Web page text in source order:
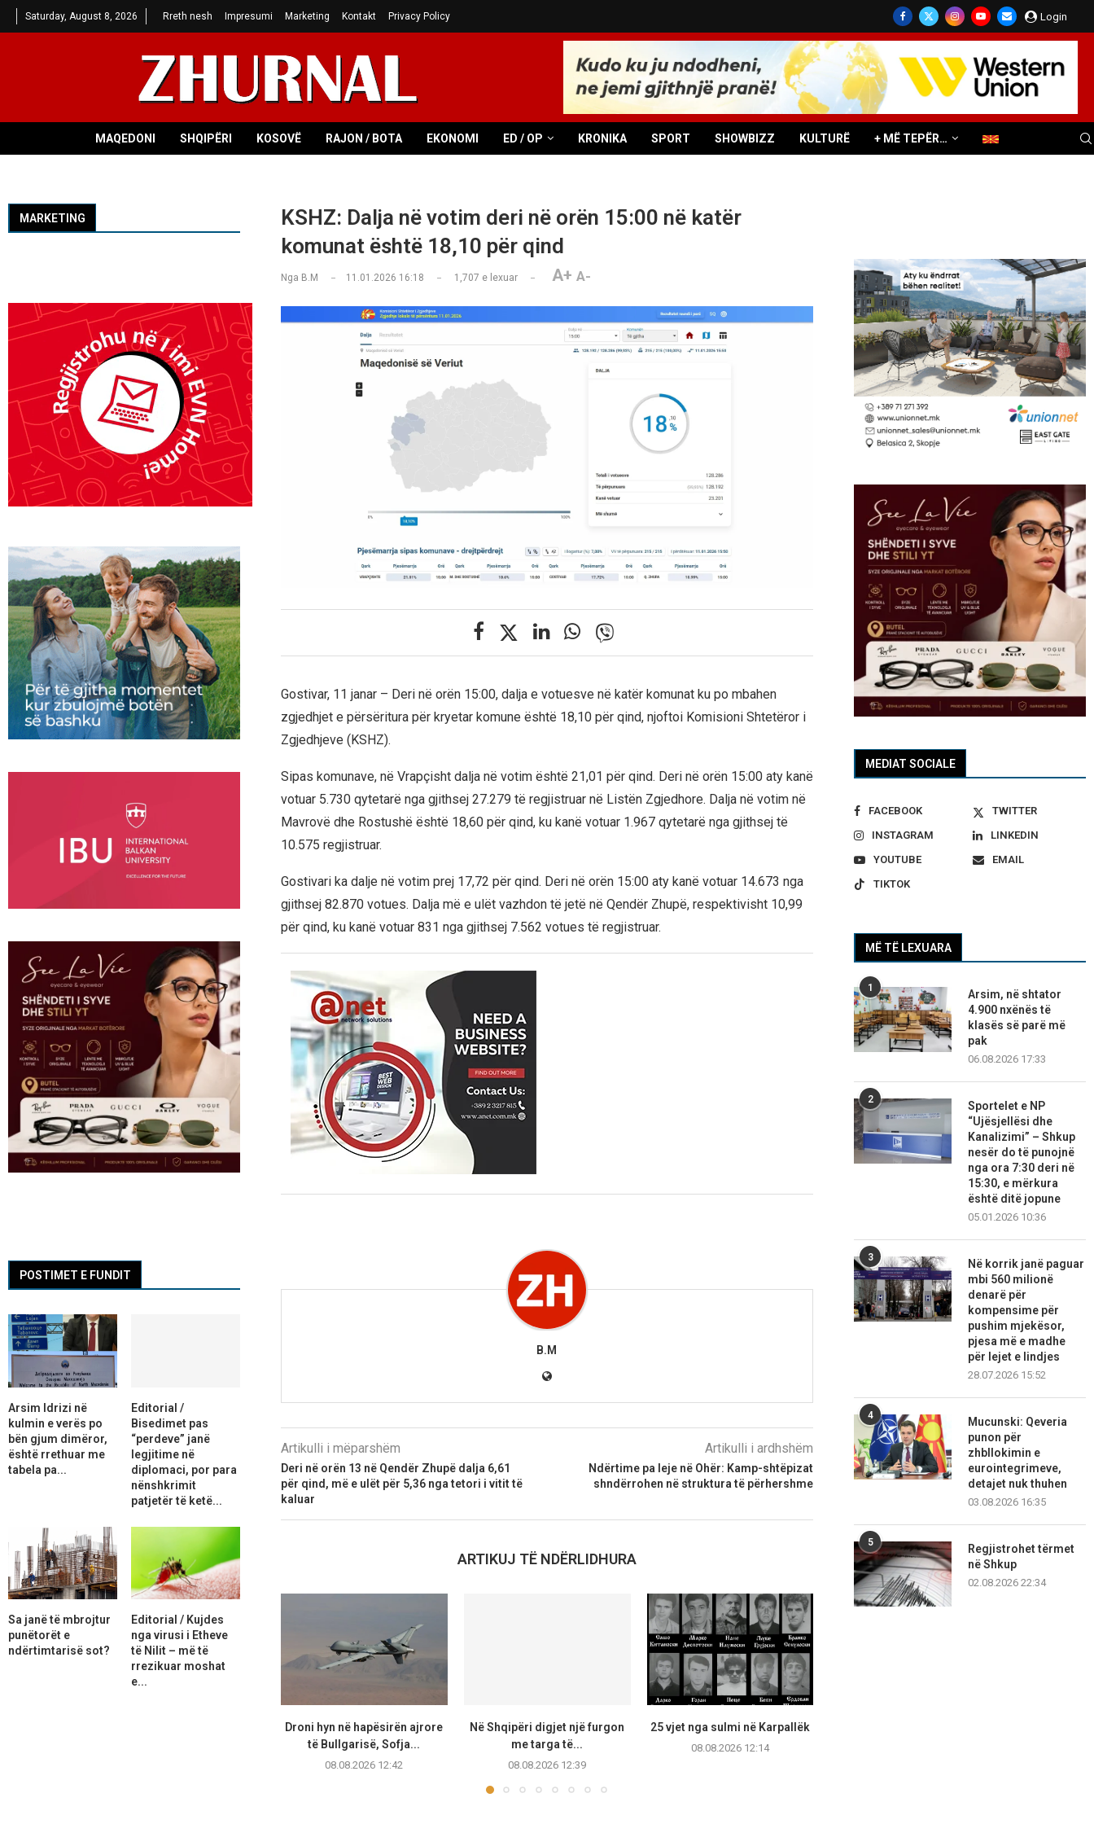
Saturday, August 8, 2026 Rreth nesh Impresumi Marketing Kontakt Privacy Policy Login
MAQEDONI SHQIPËRI KOSOVË RAJON / BOTA EKONOMI ED / OP KRONIKA SPORT SHOWBIZZ KULTURË + MË TEPËR…
KSHZ: Dalja në votim deri në orën 15:00 në katër
komunat është 18,10 për qind
Nga B.M 11.01.2026 16:18 1,707 e lexuar A+ A-
Gostivar, 11 janar – Deri në orën 15:00, dalja e votuesve në katër komunat ku po mbahen
zgjedhjet e përsëritura për kryetar komune është 18,10 për qind, njoftoi Komisioni Shtetëror i
Zgjedhjeve (KSHZ).
Sipas komunave, në Vrapçisht dalja në votim është 21,01 për qind. Deri në orën 15:00 aty kanë
votuar 5.730 qytetarë nga gjithsej 27.279 të regjistruar në Listën Zgjedhore. Dalja në votim në
Mavrovë dhe Rostushë është 18,60 për qind, ku kanë votuar 1.967 qytetarë nga gjithsej të
10.575 regjistruar.
Gostivari ka dalje në votim prej 17,72 për qind. Deri në orën 15:00 aty kanë votuar 14.673 nga
gjithsej 82.870 votues. Dalja më e ulët vazhdon të jetë në Qendër Zhupë, respektivisht 10,99
për qind, ku kanë votuar 831 nga gjithsej 7.562 votues të regjistruar.
B.M
Artikulli i mëparshëm
Deri në orën 13 në Qendër Zhupë dalja 6,61
për qind, më e ulët për 5,36 nga tetori i vitit të
kaluar
Artikulli i ardhshëm
Ndërtime pa leje në Ohër: Kamp-shtëpizat
shndërrohen në struktura të përhershme
ARTIKUJ TË NDËRLIDHURA
Droni hyn në hapësirën ajrore
të Bullgarisë, Sofja...
08.08.2026 12:42
Në Shqipëri digjet një furgon
me targa të...
08.08.2026 12:39
25 vjet nga sulmi në Karpallëk
08.08.2026 12:14
MEDIAT SOCIALE
FACEBOOK
TWITTER
INSTAGRAM
LINKEDIN
YOUTUBE
EMAIL
TIKTOK
MË TË LEXUARA
1
Arsim, në shtator
4.900 nxënës të
klasës së parë më
pak
06.08.2026 17:33
2
Sportelet e NP
“Ujësjellësi dhe
Kanalizimi” – Shkup
nesër do të punojnë
nga ora 7:30 deri në
15:30, e mërkura
është ditë jopune
05.01.2026 10:36
3
Në korrik janë paguar
mbi 560 milionë
denarë për
kompensime për
pushim mjekësor,
pjesa më e madhe
për lejet e lindjes
28.07.2026 15:52
4
Mucunski: Qeveria
punon për
zhbllokimin e
eurointegrimeve,
detajet nuk thuhen
03.08.2026 16:35
5
Regjistrohet tërmet
në Shkup
02.08.2026 22:34
MARKETING
POSTIMET E FUNDIT
Arsim Idrizi në
kulmin e verës po
bën gjum dimëror,
është rrethuar me
tabela pa...
Editorial /
Bisedimet pas
“perdeve” janë
legjitime në
diplomaci, por para
nënshkrimit
patjetër të ketë...
Sa janë të mbrojtur
punëtorët e
ndërtimtarisë sot?
Editorial / Kujdes
nga virusi i Etheve
të Nilit – më të
rrezikuar moshat
e...